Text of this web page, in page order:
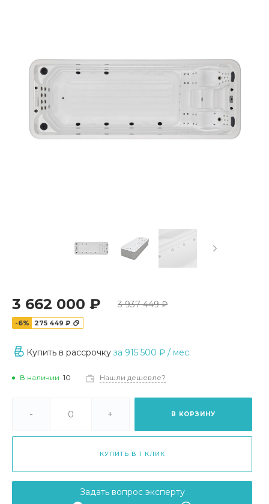
3 662 000 ₽ 3 937 449 ₽
-6% 275 449 ₽
Купить в рассрочку за 915 500 ₽ / мес.
В наличии 10 Нашли дешевле?
- + В КОРЗИНУ
КУПИТЬ В 1 КЛИК
Задать вопрос эксперту